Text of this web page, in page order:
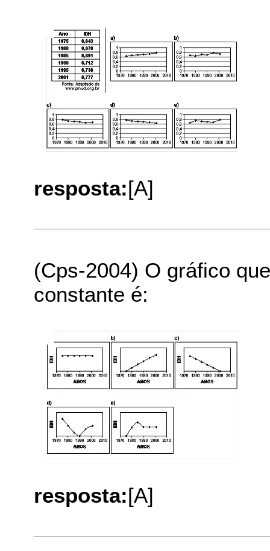
resposta:[A]
(Cps-2004) O gráfico
constante é:
resposta:[A]